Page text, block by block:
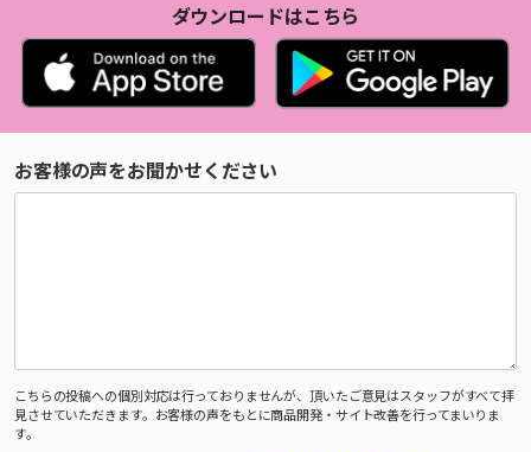
ダウンロードはこちら
お客様の声をお聞かせください
こちらの投稿への個別対応は行っておりませんが、頂いたご意見はスタッフがすべて拝
見させていただきます。お客様の声をもとに商品開発・サイト改善を行ってまいりま
す。